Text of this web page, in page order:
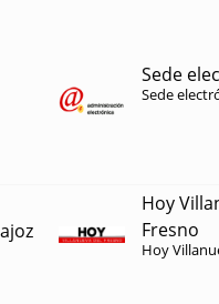
Sede
Sede
Hoy
Fresno
Hoy